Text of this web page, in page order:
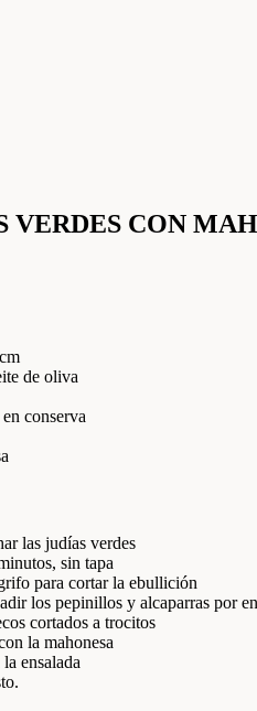
VERDES CON
de oliva
conserva
las judías verdes
sin tapa
para cortar la ebullición
los pepinillos y alcaparras por
cortados a trocitos
la mahonesa
ensalada